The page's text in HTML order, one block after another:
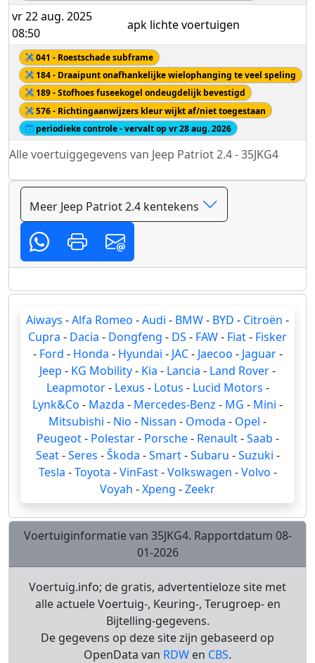
Alle voertuiggegevens van Jeep Patriot 2.4 - 35JKG4
vr 22 aug. 2025
08:50
apk lichte voertuigen
041 - Roestschade subframe
184 - Draaipunt onafhankelijke wielophanging te veel speling
189 - Stofhoes fuseekogel ondeugdelijk bevestigd
576 - Richtingaanwijzers kleur wijkt af/niet toegestaan
periodieke controle - vervalt op vr 28 aug. 2026
Meer Jeep Patriot 2.4 kentekens
Aiways -Alfa Romeo -Audi - BMW- BYD - Citroën -
Cupra - Dacia - Dongfeng - DS - FAW- Fiat- Fisker
- Ford - Honda - Hyundai - JAC- Jaecoo - Jaguar-
Jeep - KG Mobility- Kia - Lancia - Land Rover-
Leapmotor- Lexus - Lotus - Lucid Motors -
Lynk&Co - Mazda - Mercedes-Benz - MG - Mini -
Mitsubishi - Nio - Nissan - Omoda - Opel -
Peugeot- Polestar- Porsche- Renault-Saab -
Seat-Seres -Škoda -Smart-Subaru -Suzuki -
Tesla -Toyota -VinFast-Volkswagen -Volvo -
Voyah -Xpeng -Zeekr
Voertuiginformatie van 35JKG4. Rapportdatum 08-
01-2026
Voertuig.info; de gratis, advertentieloze site met
alle actuele Voertuig-, Keuring-, Terugroep- en
Bijtelling-gegevens.
De gegevens op deze site zijn gebaseerd op
OpenData van RDW en CBS.